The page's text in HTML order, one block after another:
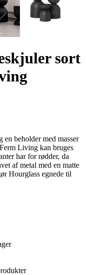
sort
en beholder med masser
Living kan bruges
har for rødder, da
af metal med en matte
Hourglass egnede til